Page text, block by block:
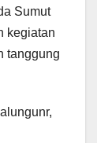
Sumut
kegiatan
tanggung